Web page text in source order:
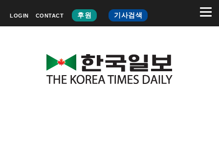
LOGIN CONTACT 후원 기사검색